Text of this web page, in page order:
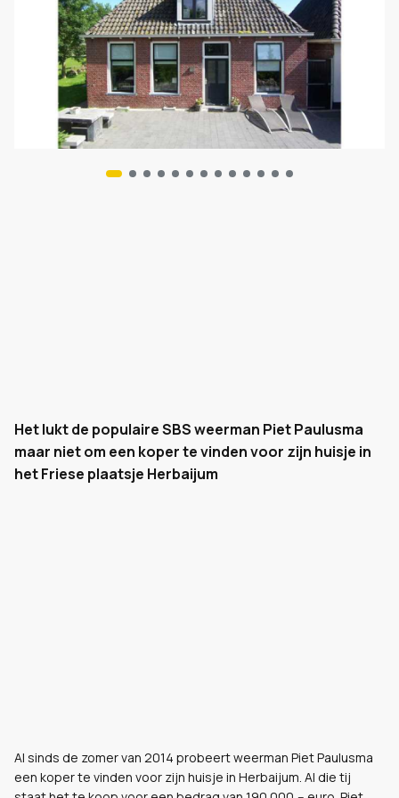
Het lukt de populaire SBS weerman Piet Paulusma
maar niet om een koper te vinden voor zijn huisje in
het Friese plaatsje Herbaijum
Al sinds de zomer van 2014 probeert weerman Piet Paulusma
een koper te vinden voor zijn huisje in Herbaijum. Al die tij